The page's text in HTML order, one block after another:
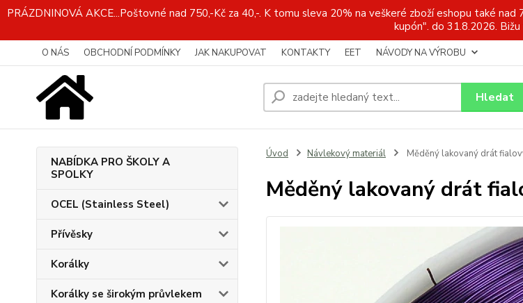
PRÁZDNINOVÁ AKCE...Poštovné nad 750,-Kč za 40,-. K tomu sleva 20% na veškeré zboží eshopu také
kupón". do 31.8.2026.
O NÁS OBCHODNÍ PODMÍNKY JAK NAKUPOVAT KONTAKTY EET NÁVODY NA VÝROBU
Hledat
NABÍDKA PRO ŠKOLY A
SPOLKY
OCEL (Stainless Steel)
Přívěsky
Korálky
Korálky se širokým průvlekem
Úvod Návlekový materiál Měděný lakovaný drát
Měděný lakovaný drát